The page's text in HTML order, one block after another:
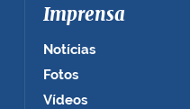
Imprensa
Notícias
Fotos
Vídeos